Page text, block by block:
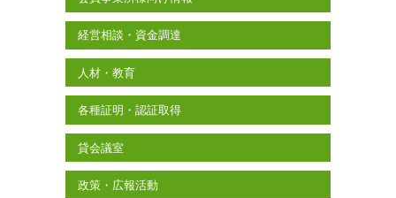
経営相談・資金調達
人材・教育
各種証明・認証取得
貸会議室
政策・広報活動